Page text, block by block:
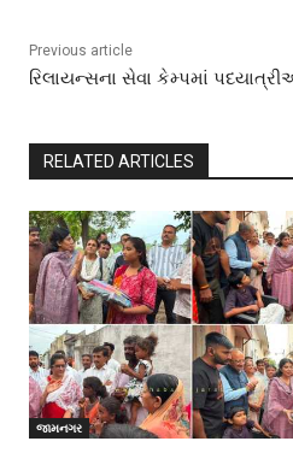
Previous article
રિલાયન્સના સેવા કેમ્પમાં
RELATED ARTICLES
જામનગર